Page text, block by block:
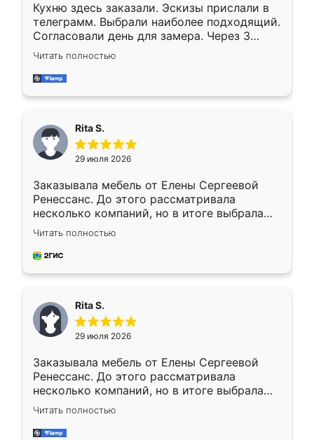
Кухню здесь заказали. Эскизы прислали в
телеграмм. Выбрали наиболее подходящий.
Согласовали день для замера. Через 3
недели кухня была уже готова. Остались
довольны работой. Спасибо Ренессанс
мебель за качественную работу!
Читать полностью
Rita S.
29 июля 2026
Заказывала мебель от Елены Сергеевой
Ренессанс. До этого рассматривала
несколько компаний, но в итоге выбрала
эту. Сначала обговорили условия, потом
приехал замерщик, всё спокойно объяснил
и снял размеры. Изготовили в срок, с
каких-либо доработок. Качеством осталась
довольна, все выглядит так, как и ожидала.
Читать полностью
Rita S.
29 июля 2026
Заказывала мебель от Елены Сергеевой
Ренессанс. До этого рассматривала
несколько компаний, но в итоге выбрала
эту. Сначала обговорили условия, потом
приехал замерщик, всё спокойно объяснил
и снял размеры. Изготовили в срок, с
Читать полностью